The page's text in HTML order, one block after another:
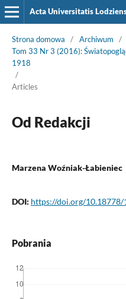
Acta Universitatis
Strona domowa / Archiwum
/
Tom 33 Nr 3 (2016):
1918
/
Articles
Od Redakcji
Marzena Woźniak-Łabieniec
DOI: https://doi.org/10.18778/
Pobrania